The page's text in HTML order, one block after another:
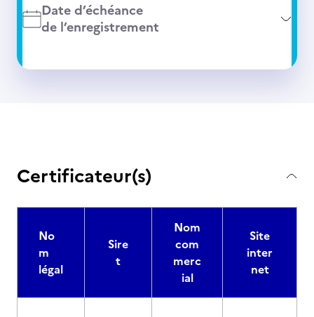
Date d’échéance
de l’enregistrement
Certificateur(s)
No
m
légal
Sire
t
Nom
com
merc
ial
Site
inter
net